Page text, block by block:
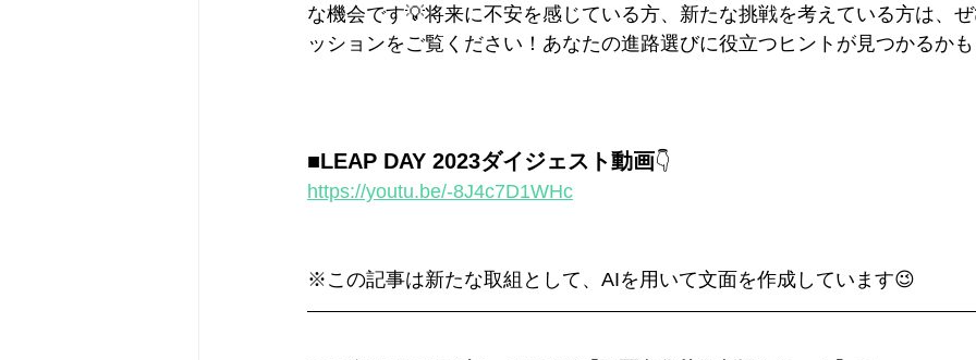
な機会です💡将来に不安を感じている方、新たな挑戦を考えている方は、
ッションをご覧ください！あなたの進路選びに役立つヒントが見つかるか
■LEAP DAY 2023ダイジェスト動画👇️
https://youtu.be/-8J4c7D1WHc
※この記事は新たな取組として、AIを用いて文面を作成しています😉